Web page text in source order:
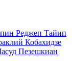
Реджеп Тайип
Кобахидзе
Пезешкиан